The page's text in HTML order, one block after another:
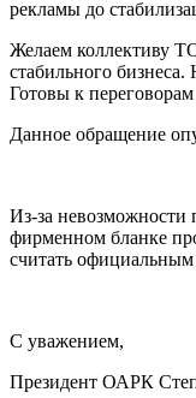
рекламы до
Желаем коллективу
стабильного
Готовы к
Данное обращение
Из-за невозможности
фирменном бланке
считать
С уважением,
Президент ОАРК